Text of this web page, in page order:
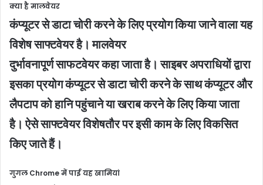
क्या है मालवेयर
कंप्यूटर से डाटा चोरी करने के लिए प्रयोग किया जाने वाला यह
विशेष साफ्टवेयर है। मालवेयर
दुर्भावनापूर्ण साफटवेयर कहा जाता है। साइबर अपराधियों द्वारा
इसका प्रयोग कंप्यूटर से डाटा चोरी करने के साथ कंप्यूटर और
लैपटाप को हानि पहुंचाने या खराब करने के लिए किया जाता
है। ऐसे साफ्टवेयर विशेषतौर पर इसी काम के लिए विकसित
किए जाते हैं।
गुगल Chrome में पाई यह खामियां